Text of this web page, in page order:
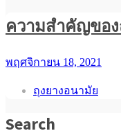
ความสำคัญของ
พฤศจิกายน 18, 2021
ถุงยางอนามัย
Search